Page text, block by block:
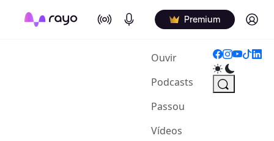
On Air Podcasts Premium Log in
Ouvir(current)
Podcasts
Passou
Vídeos